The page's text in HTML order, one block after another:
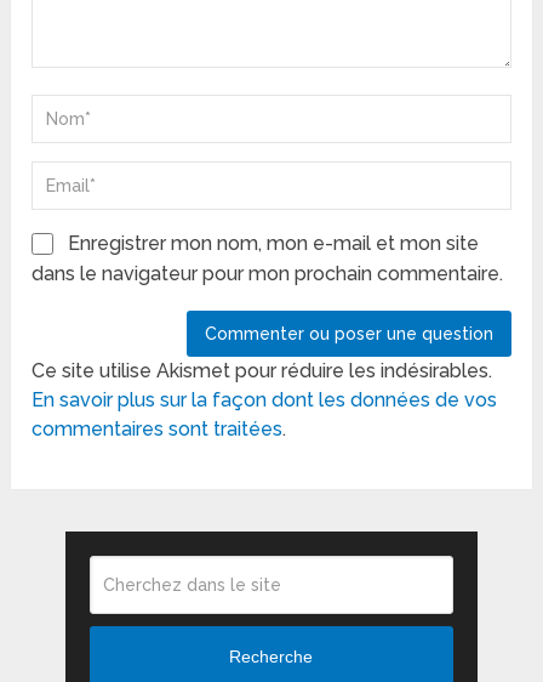
Enregistrer mon nom, mon e-mail et mon site
dans le navigateur pour mon prochain commentaire.
Ce site utilise Akismet pour réduire les indésirables.
En savoir plus sur la façon dont les données de vos
commentaires sont traitées.
Recherche